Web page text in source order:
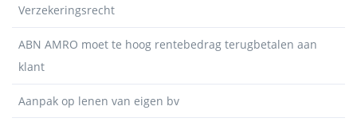
Verzekeringsrecht
ABN AMRO moet te hoog rentebedrag terugbetalen aan
klant
Aanpak op lenen van eigen bv